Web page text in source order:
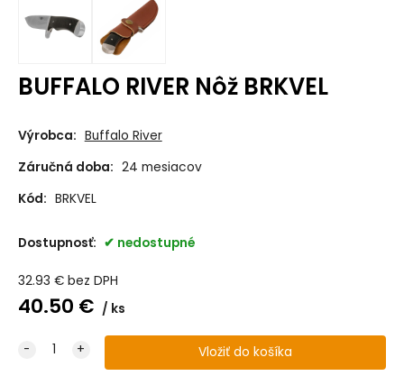
BUFFALO RIVER Nôž BRKVEL
Výrobca: Buffalo River
Záručná doba: 24 mesiacov
Kód: BRKVEL
Dostupnosť: nedostupné
32.93 € bez DPH
40.50 € ks